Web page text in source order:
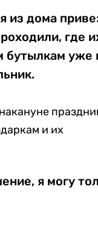
из дома
где
бутылкам уже
и их
я могу